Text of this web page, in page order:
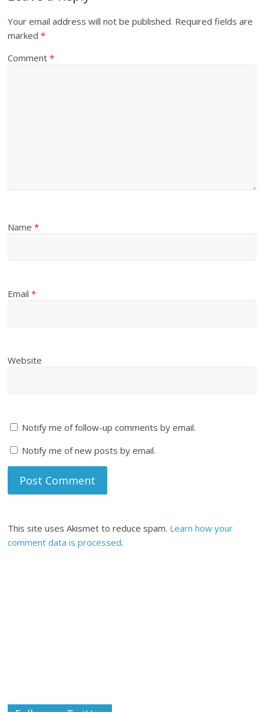
Your email address will not be published. Required fields are
marked*
Comment*
Name*
Email*
Website
Notify me of follow-up comments by email.
Notify me of new posts by email.
This site uses Akismet to reduce spam. Learn how your
comment data is processed.